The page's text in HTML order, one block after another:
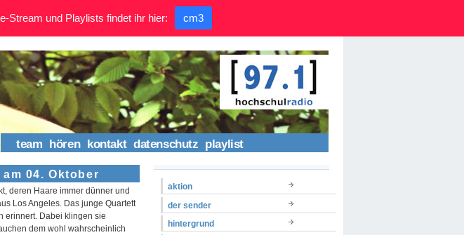
team hören kontakt datenschutz playlist
04. Oktober
deren Haare immer dünner und
Los Angeles. Das junge Quartett
erinnert. Dabei klingen sie
dem wohl wahrscheinlich
aktion
der sender
hintergrund
Stream und Playlists findet ihr hier: cm3